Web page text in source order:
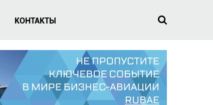
КОНТАКТЫ